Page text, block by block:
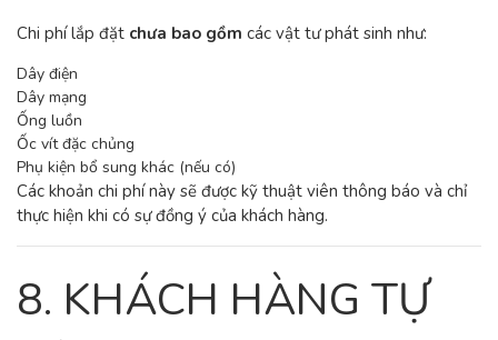
Chi phí lắp đặt chưa bao gồm các vật tư phát sinh như:
Dây điện
Dây mạng
Ống luồn
Ốc vít đặc chủng
Phụ kiện bổ sung khác (nếu có)
Các khoản chi phí này sẽ được kỹ thuật viên thông báo và chỉ
thực hiện khi có sự đồng ý của khách hàng.
8. KHÁCH HÀNG TỰ